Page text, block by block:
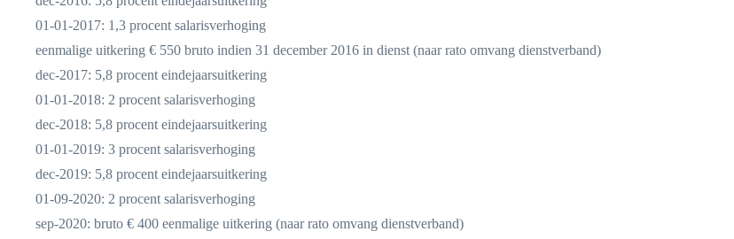
01-01-2017: 1,3 procent salarisverhoging
eenmalige uitkering € 550 bruto indien 31 december 2016 in dienst (naar rato omvang dienstverband)
dec-2017: 5,8 procent eindejaarsuitkering
01-01-2018: 2 procent salarisverhoging
dec-2018: 5,8 procent eindejaarsuitkering
01-01-2019: 3 procent salarisverhoging
dec-2019: 5,8 procent eindejaarsuitkering
01-09-2020: 2 procent salarisverhoging
sep-2020: bruto € 400 eenmalige uitkering (naar rato omvang dienstverband)